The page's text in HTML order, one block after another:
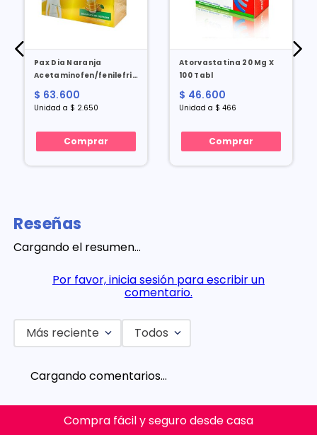
Pax Dia Naranja
Acetaminofen/fenilefrina
X 24 Sobres
$ 63.600
Unidad a $ 2.650
Comprar
Atorvastatina 20 Mg X
100 Tabl
$ 46.600
Unidad a $ 466
Comprar
Reseñas
Cargando el resumen…
Por favor, inicia sesión para escribir un
comentario.
Más reciente Todos
Cargando comentarios…
Compra fácil y seguro desde casa